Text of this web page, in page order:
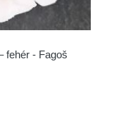
fehér - Fagoš